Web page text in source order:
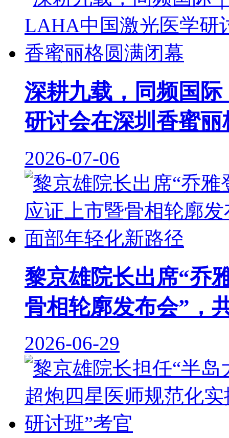
深耕九载，同频国
研讨会在深圳香蜜
2026-07-06
黎京雄院长出席“乔
骨相轮廓发布会”，
2026-06-29